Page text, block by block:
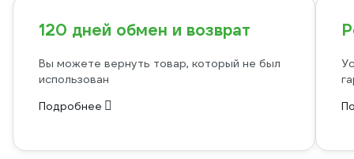
120 дней обмен и возврат
Вы можете вернуть товар, который не был
использован
Подробнее